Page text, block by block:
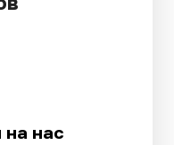
на нас